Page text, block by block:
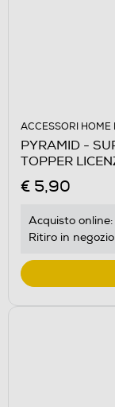
ACCESSORI HOME
PYRAMID -
TOPPER
€ 5,90
Acquisto online:
Ritiro in